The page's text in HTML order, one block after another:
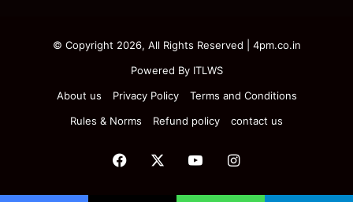
© Copyright 2026, All Rights Reserved | 4pm.co.in
Powered By ITLWS
About us
Privacy Policy
Terms and Conditions
Rules & Norms
Refund policy contact us
Facebook YouTubeInstagram